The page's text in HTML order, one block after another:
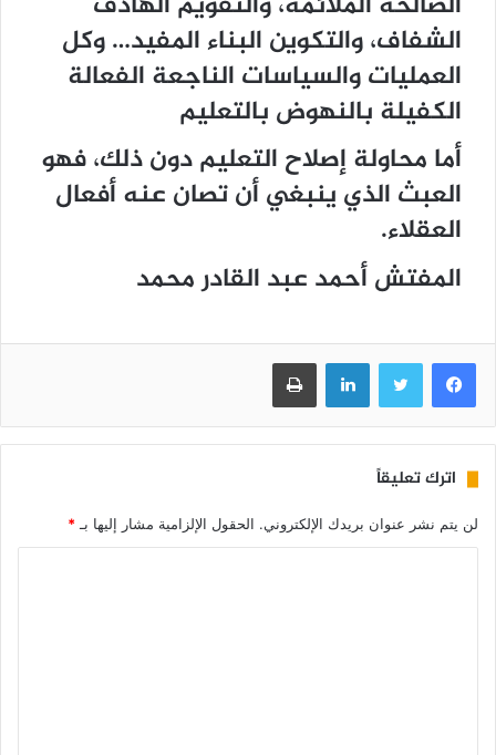
الشفاف، والتكوين البناء المفيد… وكل
العمليات والسياسات الناجعة الفعالة
الكفيلة بالنهوض بالتعليم
أما محاولة إصلاح التعليم دون ذلك، فهو
العبث الذي ينبغي أن تصان عنه أفعال
العقلاء.
المفتش أحمد عبد القادر محمد
فيسبوك تويتر لينكدإن طباعة
اترك تعليقاً
لن يتم نشر عنوان بريدك الإلكتروني. الحقول الإلزامية مشار إليها بـ *